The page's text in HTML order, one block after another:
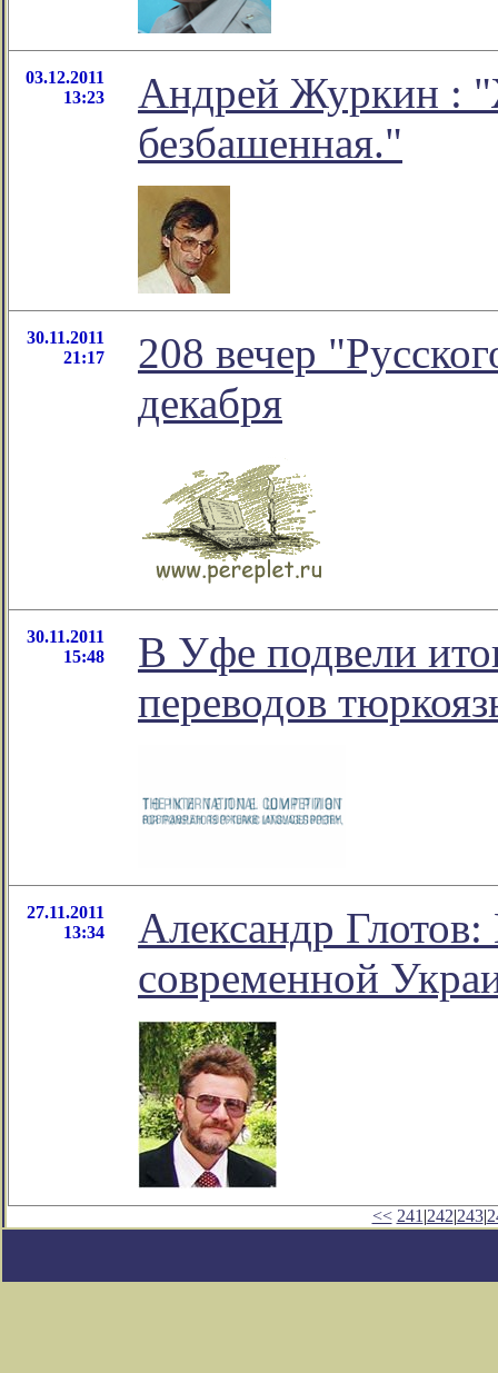
03.12.2011
13:23
Андрей Журкин :
безбашенная."
30.11.2011
21:17
208 вечер
декабря
30.11.2011
15:48
В Уфе подвели
переводов
27.11.2011
13:34
Александр
современной
<< 241 |242|243|